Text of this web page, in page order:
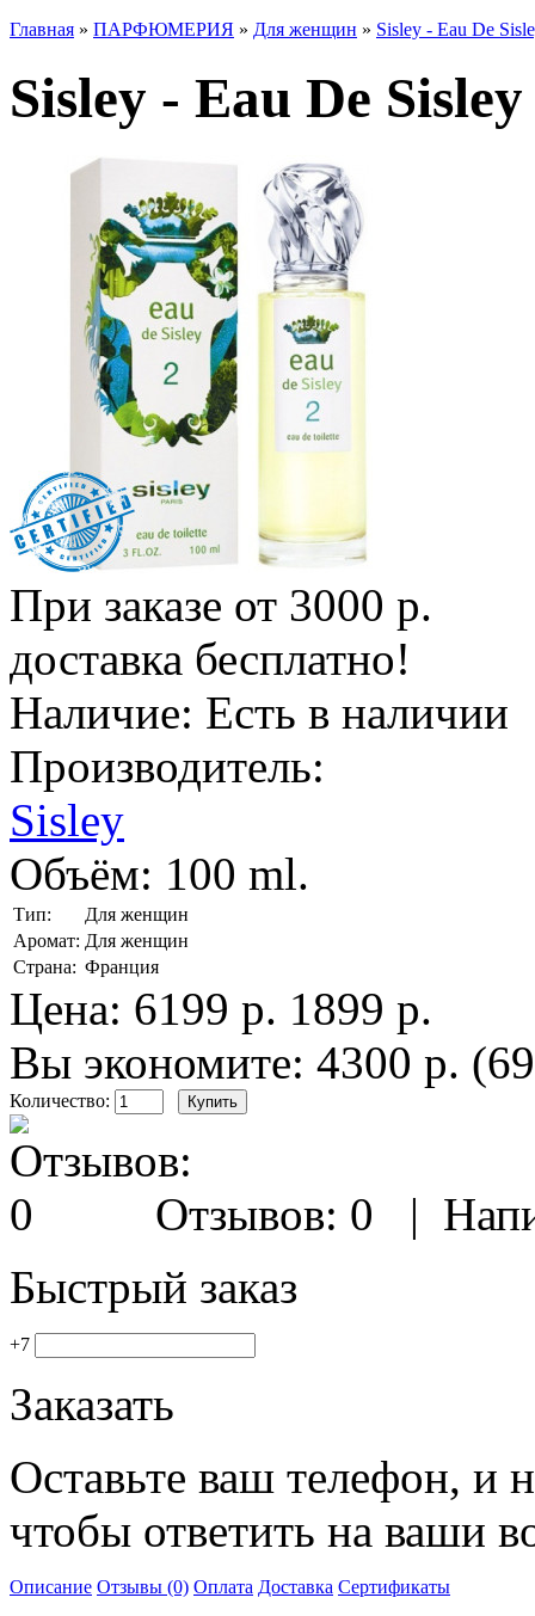
Главная » ПАРФЮМЕРИЯ » Для женщин » Sisley - Eau De
Sisley - Eau De
При заказе от 3000 р.
доставка бесплатно!
Наличие: Есть в наличии
Производитель:
Sisley
Объём: 100 ml.
Тип:
Для женщин
Аромат: Для женщин
Страна: Франция
Цена: 6199 р. 1899 р.
Вы экономите: 4300 р.
Количество:
Отзывов: 0 |
Быстрый заказ
+7
Заказать
Оставьте ваш телефон, и
чтобы ответить на ваши
Описание Отзывы (0) Оплата Доставка Сертификаты